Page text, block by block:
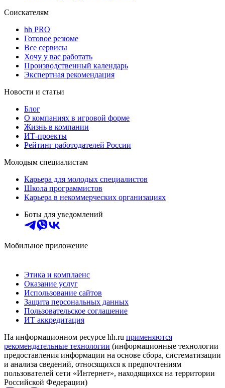
Соискателям
hh PRO
Готовое резюме
Все сервисы
Хочу у вас работать
Производственный календарь
Экспертная рекомендация
Новости и статьи
Блог
О компаниях в игровой форме
Жизнь в компании
ИТ-проекты
Рейтинг работодателей России
Молодым специалистам
Карьера для молодых специалистов
Школа программистов
Карьера в некоммерческих организациях
Боты для уведомлений
Мобильное приложение
Этика и комплаенс
Оказание услуг
Использование сайтов
Защита персональных данных
Пользовательское соглашение
ИТ аккредитация
На информационном ресурсе hh.ru применяются
рекомендательные технологии (информационные технологии
предоставления информации на основе сбора, систематизации
и анализа сведений, относящихся к предпочтениям
пользователей сети «Интернет», находящихся на территории
Российской Федерации)